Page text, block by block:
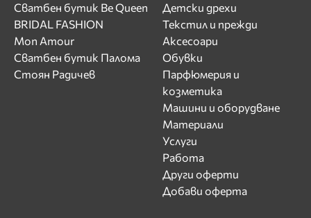
Сватбен бутик Be Queen
BRIDAL FASHION
Mon Amour
Сватбен бутик Палома
Стоян Радичев
Детски дрехи
Текстил и прежди
Аксесоари
Обувки
Парфюмерия и
козметика
Машини и оборудване
Материали
Услуги
Работа
Други оферти
Добави оферта